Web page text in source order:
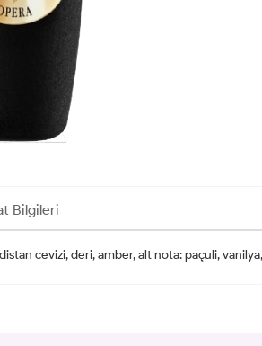
Bilgileri
cevizi, deri, amber, alt nota: paçuli,